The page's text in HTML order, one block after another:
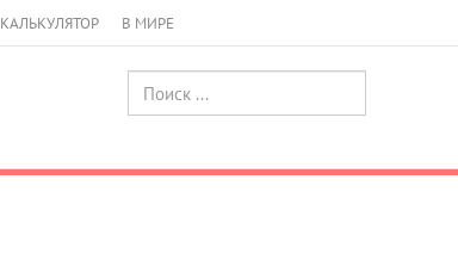
КАЛЬКУЛЯТОР В МИРЕ